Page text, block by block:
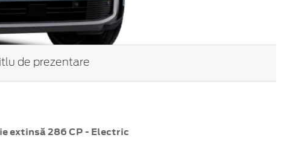
de prezentare
extinsă 286 CP - Electric